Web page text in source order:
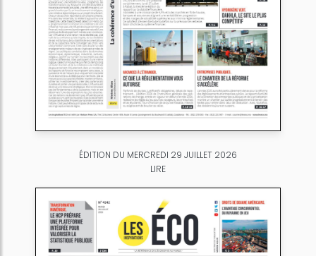
ÉDITION DU MERCREDI 29 JUILLET 2026
LIRE